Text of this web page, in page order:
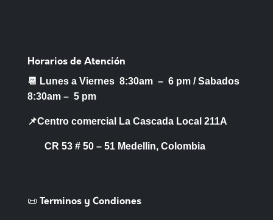
Horarios de Atención
📆 Lunes a Viernes 8:30am – 6 pm /Sabados
8:30am – 5 pm
📌Centro comercial La Cascada Local 211A
CR 53 # 50 – 51 Medellin, Colombia
📜 Terminos y Condiones